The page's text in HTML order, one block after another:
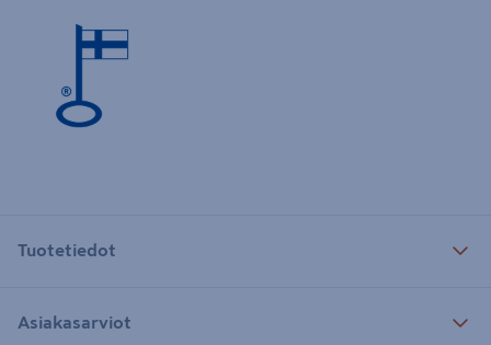
Tuotetiedot
Asiakasarviot